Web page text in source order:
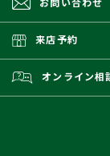
来店予約
オンライン相